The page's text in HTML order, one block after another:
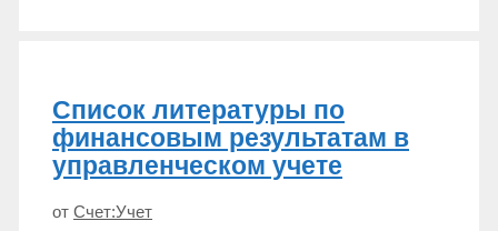
Список литературы по
финансовым результатам в
управленческом учете
от Счет:Учет